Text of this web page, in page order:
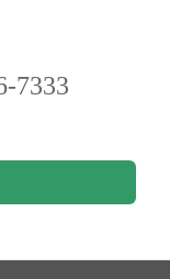
7333